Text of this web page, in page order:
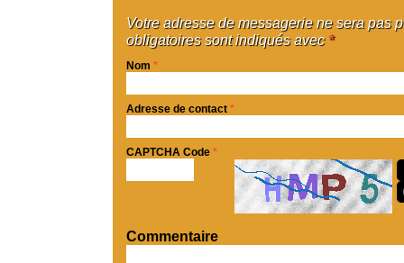
Votre adresse de messagerie ne sera pas
obligatoires sont indiqués avec *
Nom *
Adresse de contact *
CAPTCHA Code *
Commentaire